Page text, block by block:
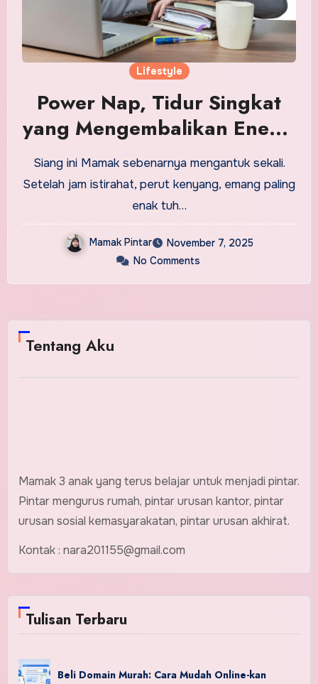
Lifestyle
Power Nap, Tidur Singkat
yang Mengembalikan Energi
dan Fokus
Siang ini Mamak sebenarnya mengantuk sekali.
Setelah jam istirahat, perut kenyang, emang paling
enak tuh…
Mamak Pintar
November 7, 2025
No Comments
Tentang Aku
Mamak 3 anak yang terus belajar untuk menjadi pintar.
Pintar mengurus rumah, pintar urusan kantor, pintar
urusan sosial kemasyarakatan, pintar urusan akhirat.
Kontak : nara201155@gmail.com
Tulisan Terbaru
Beli Domain Murah: Cara Mudah Online-kan